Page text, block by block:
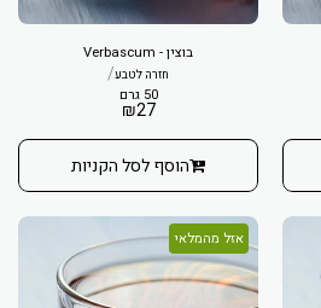
בוצין - Verbascum
חזרה לטבע/
50 גרם
₪27
הוסף לסל הקניות
אזל מהמלאי